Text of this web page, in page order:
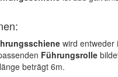
wird entweder
Führungsrolle
beträgt 6m.